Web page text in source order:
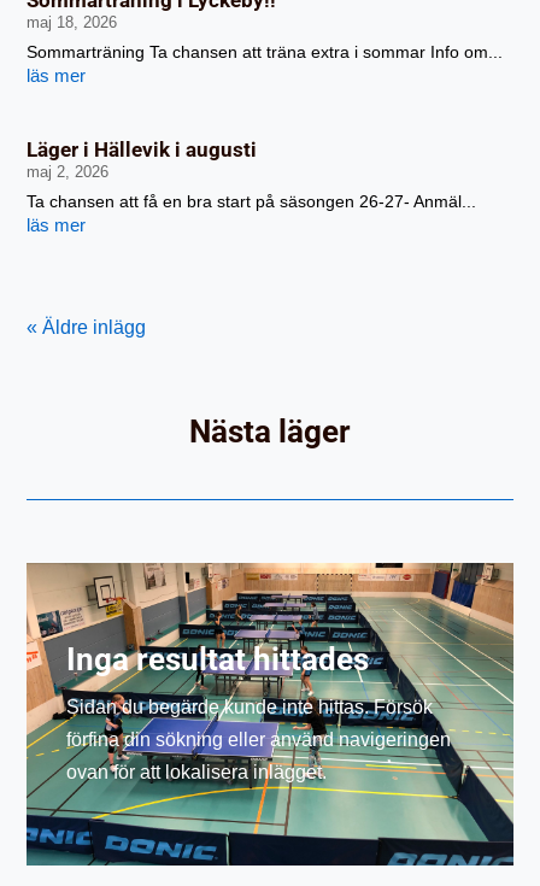
maj 18, 2026
Sommarträning Ta chansen att träna extra i sommar Info om...
läs mer
Läger i Hällevik i augusti
maj 2, 2026
Ta chansen att få en bra start på säsongen 26-27- Anmäl...
läs mer
« Äldre inlägg
Nästa läger
Inga resultat hittades
Sidan du begärde kunde inte hittas. Försök
förfina din sökning eller använd navigeringen
ovan för att lokalisera inlägget.